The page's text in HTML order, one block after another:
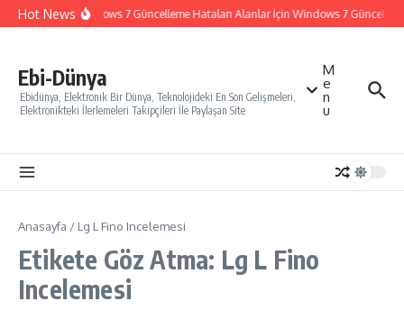
İçeriğe atla
Hot NewsWindows 7 Güncelleme Hataları Alanlar İçin Windows 7
Ebi-Dünya
Ebidünya, Elektronik Bir Dünya, Teknolojideki En Son Gelişmeleri,
Elektronikteki İlerlemeleri Takipçileri İle Paylaşan Site
M
e
n
u
Anasayfa / Lg L Fino Incelemesi
Etikete Göz Atma: Lg L Fino
Incelemesi